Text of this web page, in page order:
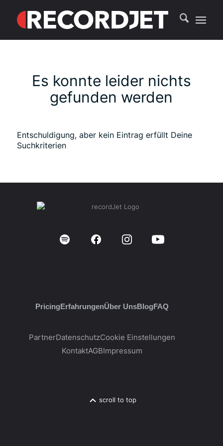
Es konnte leider nichts
gefunden werden
Entschuldigung, aber kein Eintrag erfüllt Deine
Suchkriterien
PricingErfahrungenÜber UnsBlogFAQ
PartnerDatenschutzCookie Einstellungen
KontaktAGBImpressum
scroll to top